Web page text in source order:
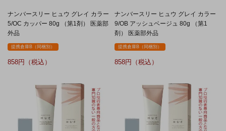
ナンバースリー ヒュウ グレイ カラー
5/OC カッパー 80g （第1剤） 医薬部
外品
提携倉庫B（同梱別）
858
ナンバースリー ヒュウ グレイ カラー
9/OB アッシュベージュ 80g （第1
剤） 医薬部外品
提携倉庫B（同梱別）
858